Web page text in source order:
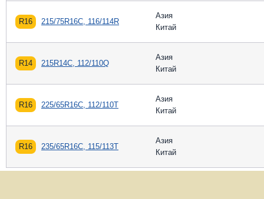
R16 215/75R16C, 116/114R
Азия
Китай
R14 215R14C, 112/110Q
Азия
Китай
R16 225/65R16C, 112/110T
Азия
Китай
R16 235/65R16C, 115/113T
Азия
Китай